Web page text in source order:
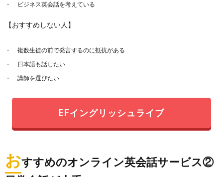
ビジネス英会話を考えている
【おすすめしない人】
複数生徒の前で発言するのに抵抗がある
日本語も話したい
講師を選びたい
EFイングリッシュライブ
おすすめのオンライン英会話サービス②